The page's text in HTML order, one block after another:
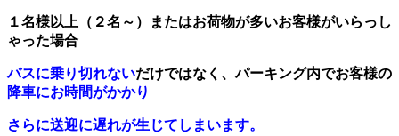
１名様以上（２名～）またはお荷物が多いお客様がいらっし
ゃった場合
バスに乗り切れないだけではなく、パーキング内でお客様の
降車にお時間がかかり
さらに送迎に遅れが生じてしまいます。